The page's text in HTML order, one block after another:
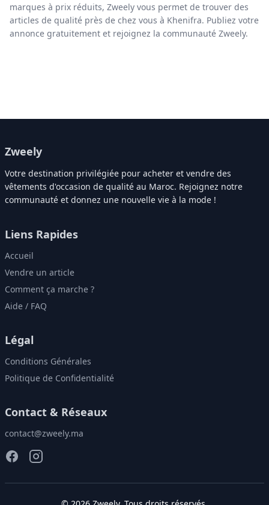
marques à prix réduits, Zweely vous permet de trouver des
articles de qualité près de chez vous à Khenifra. Publiez votre
annonce gratuitement et rejoignez la communauté Zweely.
Zweely
Votre destination privilégiée pour acheter et vendre des
vêtements d'occasion de qualité au Maroc. Rejoignez notre
communauté et donnez une nouvelle vie à la mode !
Liens Rapides
Accueil
Vendre un article
Comment ça marche ?
Aide / FAQ
Légal
Conditions Générales
Politique de Confidentialité
Contact & Réseaux
contact@zweely.ma